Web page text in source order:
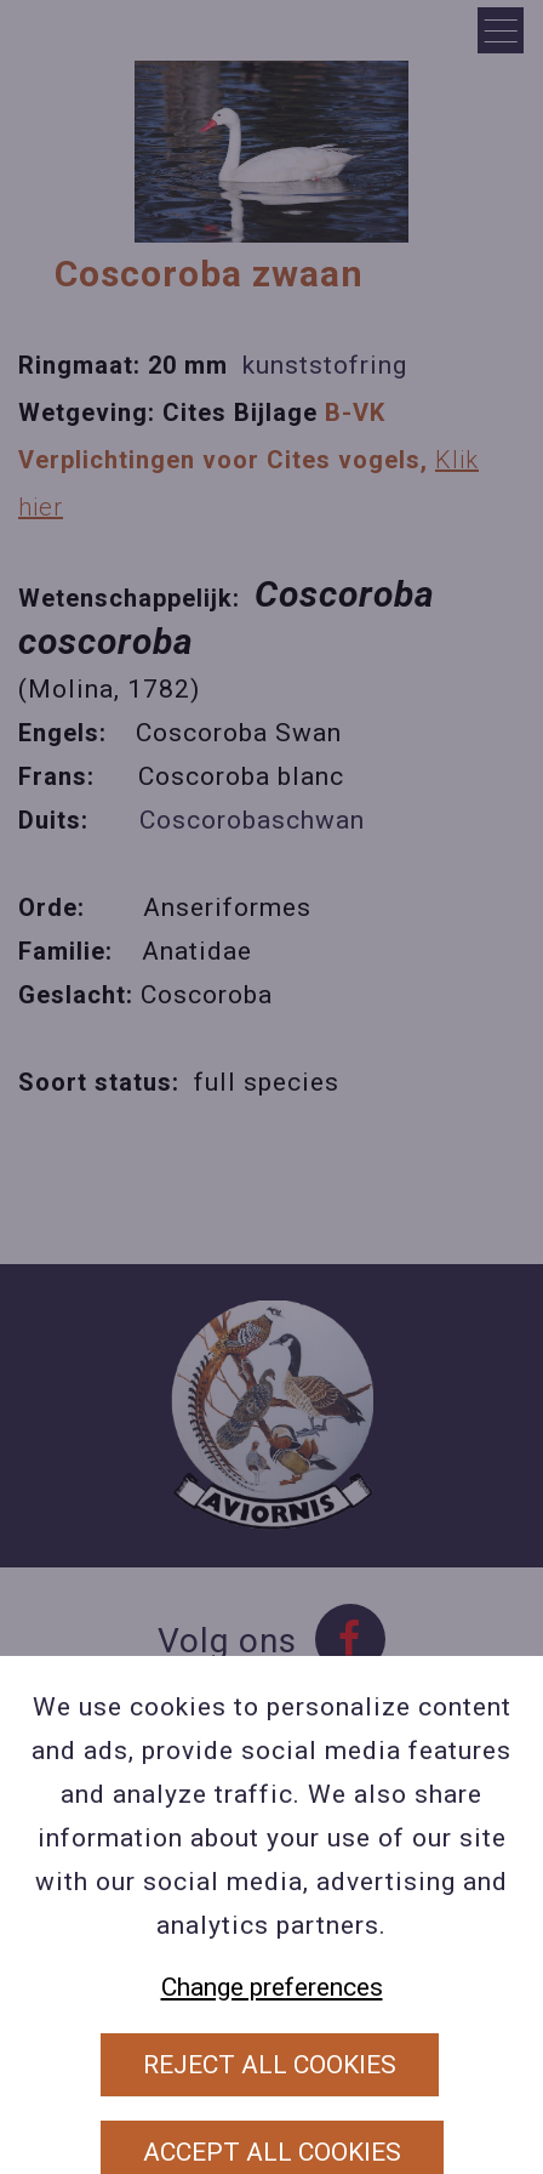
Coscoroba zwaan
Ringmaat: 20 mm kunststofring
Wetgeving: Cites Bijlage B-VK
Verplichtingen voor Cites vogels, Klik
hier
Wetenschappelijk:
Coscoroba
coscoroba
(Molina, 1782)
Engels: Coscoroba Swan
Frans: Coscoroba blanc
Duits: Coscorobaschwan
Orde:
Anseriformes
Familie:
Anatidae
Geslacht: Coscoroba
Soort status: full species
Volg ons
Contact
Contacteer ons
BE 0423 427 566 (0032
477601560
Wuytsbergen (HRT) 118, 2200
PRIVACY POLICY
COOKIEBELEID
We use cookies to personalize content
and ads, provide social media features
and analyze traffic. We also share
information about your use of our site
with our social media, advertising and
analytics partners.
Change preferences
REJECT ALL COOKIES
ACCEPT ALL COOKIES